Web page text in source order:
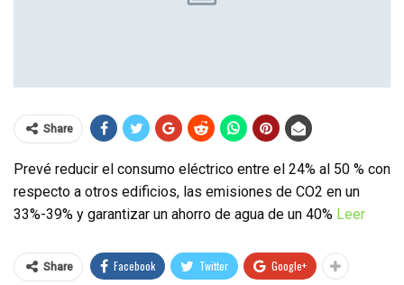
Share
Prevé reducir el consumo eléctrico entre el 24% al 50 % con
respecto a otros edificios, las emisiones de CO2 en un
33%-39% y garantizar un ahorro de agua de un 40% Leer
Share Facebook Twitter Google+